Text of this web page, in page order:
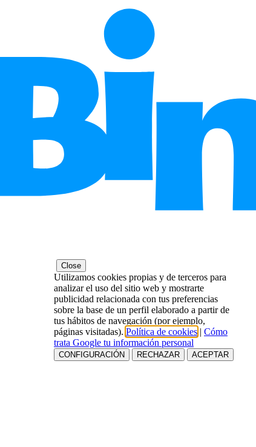
Close
Utilizamos cookies propias y de terceros para
analizar el uso del sitio web y mostrarte
publicidad relacionada con tus preferencias
sobre la base de un perfil elaborado a partir de
tus hábitos de navegación (por ejemplo,
páginas visitadas). Política de cookies | Cómo
trata Google tu información personal
CONFIGURACIÓN RECHAZAR ACEPTAR